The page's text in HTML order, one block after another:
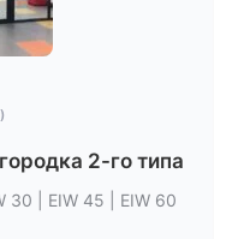
2-го типа
30 | EIW 45 | EIW 60